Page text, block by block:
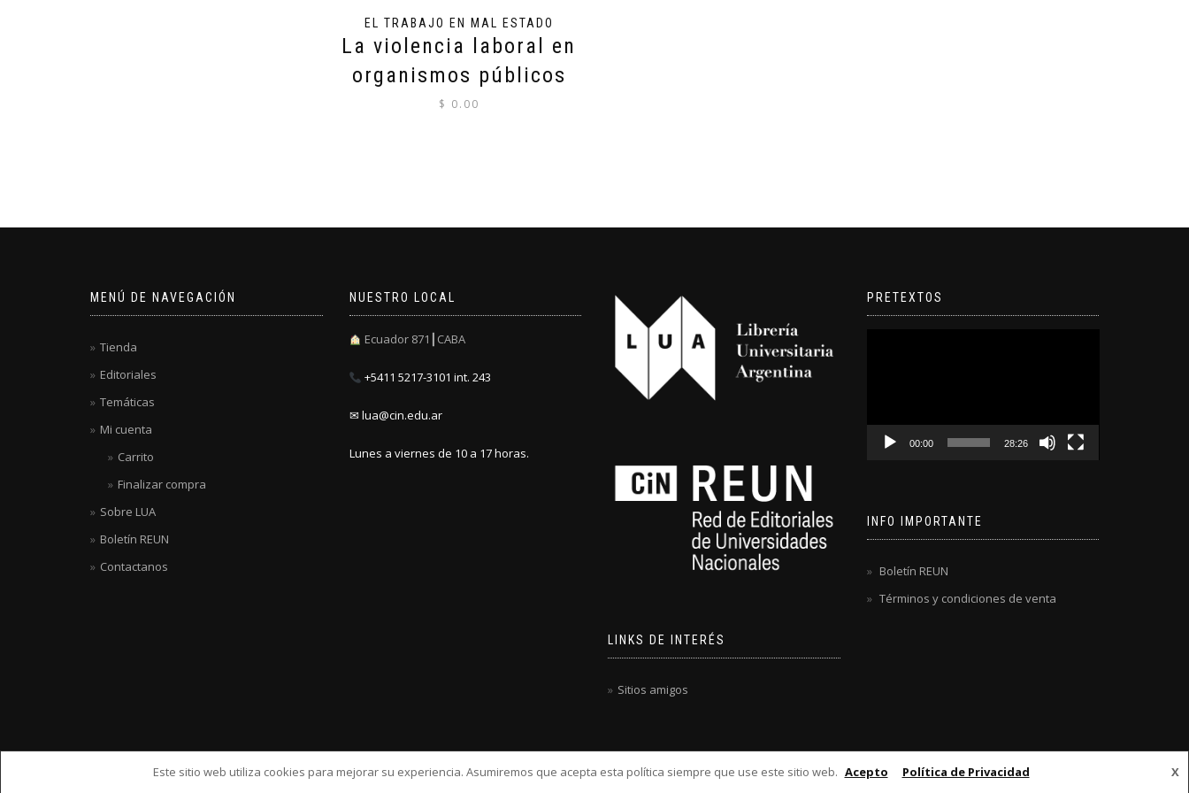
EL TRABAJO EN MAL ESTADO
La violencia laboral en
organismos públicos
$ 0.00
MENÚ DE NAVEGACIÓN
Tienda
Editoriales
Temáticas
Mi cuenta
Carrito
Finalizar compra
Sobre LUA
Boletín REUN
Contactanos
NUESTRO LOCAL
Ecuador 871┃CABA
+5411 5217-3101 int. 243
✉ lua@cin.edu.ar
Lunes a viernes de 10 a 17 horas.
LINKS DE INTERÉS
Sitios amigos
PRETEXTOS
00:00 28:26
INFO IMPORTANTE
Boletín REUN
Términos y condiciones de venta
hecho por WordPress
Este sitio web utiliza cookies para mejorar su experiencia. Asumiremos que acepta esta política siempre que use este sitio web. X
Acepto Política de Privacidad